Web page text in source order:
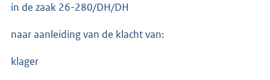
in de zaak 26-280/DH/DH
naar aanleiding van de klacht van:
klager